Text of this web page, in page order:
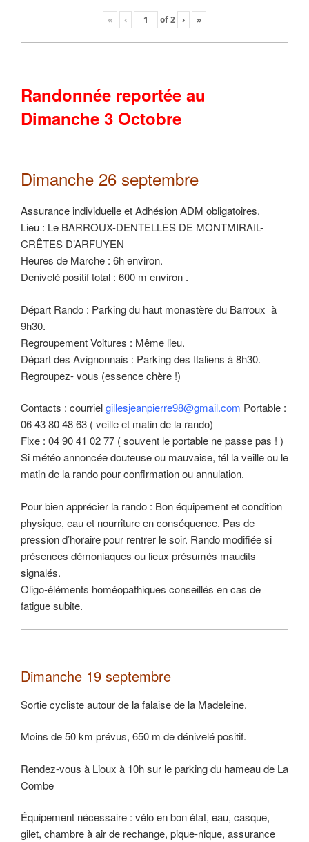
« ‹ of2 › »
Randonnée reportée au
Dimanche 3 Octobre
Dimanche 26 septembre
Assurance individuelle et Adhésion ADM obligatoires.
Lieu : Le BARROUX-DENTELLES DE MONTMIRAIL-
CRÊTES D’ARFUYEN
Heures de Marche : 6h environ.
Denivelé positif total : 600 m environ .
Départ Rando : Parking du haut monastère du Barroux à
9h30.
Regroupement Voitures : Même lieu.
Départ des Avignonnais : Parking des Italiens à 8h30.
Regroupez- vous (essence chère !)
Contacts : courrielgillesjeanpierre98@gmail.com Portable :
06 43 80 48 63 ( veille et matin de la rando)
Fixe : 04 90 41 02 77 ( souvent le portable ne passe pas ! )
Si météo annoncée douteuse ou mauvaise, tél la veille ou le
matin de la rando pour confirmation ou annulation.
Pour bien apprécier la rando : Bon équipement et condition
physique, eau et nourriture en conséquence. Pas de
pression d’horaire pour rentrer le soir. Rando modifiée si
présences démoniaques ou lieux présumés maudits
signalés.
Oligo-éléments homéopathiques conseillés en cas de
fatigue subite.
Dimanche 19 septembre
Sortie cycliste autour de la falaise de la Madeleine.
Moins de 50 km prévus, 650 m de dénivelé positif.
Rendez-vous à Lioux à 10h sur le parking du hameau de La
Combe
Équipement nécessaire : vélo en bon état, eau, casque,
gilet, chambre à air de rechange, pique-nique, assurance